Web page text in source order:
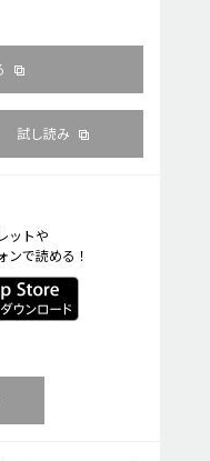
試し読み
ットや
ンで読める！